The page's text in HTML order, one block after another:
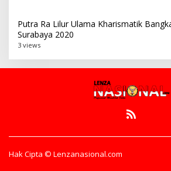
Putra Ra Lilur Ulama Kharismatik
Surabaya 2020
3 views
Hak Cipta © Lenzanasional.com